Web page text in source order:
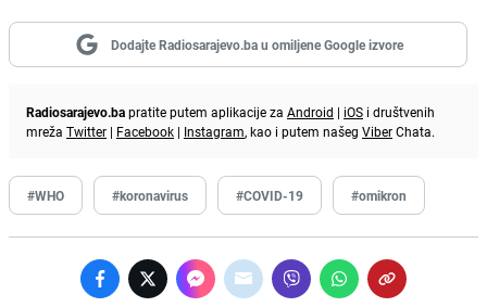
Dodajte Radiosarajevo.ba u omiljene Google izvore
Radiosarajevo.bapratite putem aplikacije za Android | iOS i društvenih
mreža Twitter | Facebook | Instagram, kao i putem našeg ViberChata.
#WHO #koronavirus #COVID-19 #omikron